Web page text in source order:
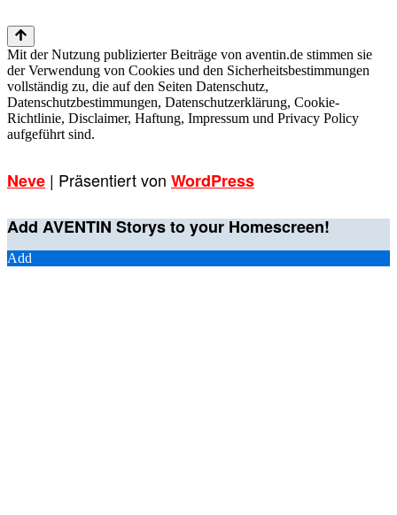
Mit der Nutzung publizierter Beiträge von aventin.de stimmen sie
der Verwendung von Cookies und den Sicherheitsbestimmungen
vollständig zu, die auf den Seiten Datenschutz,
Datenschutzbestimmungen, Datenschutzerklärung, Cookie-
Richtlinie, Disclaimer, Haftung, Impressum und Privacy Policy
aufgeführt sind.
Neve | Präsentiert von WordPress
Add AVENTIN Storys to your Homescreen!
Add